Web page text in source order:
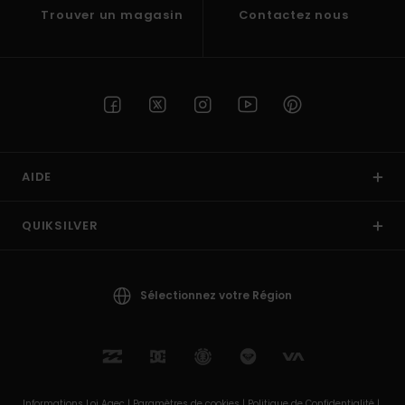
Trouver un magasin Contactez nous
AIDE
QUIKSILVER
Sélectionnez votre Région